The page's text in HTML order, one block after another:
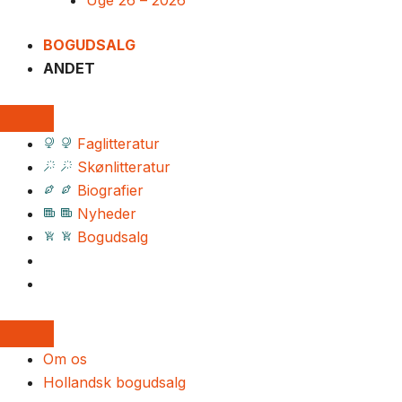
BOGUDSALG
ANDET
Faglitteratur
Skønlitteratur
Biografier
Nyheder
Bogudsalg
Om os
Hollandsk bogudsalg